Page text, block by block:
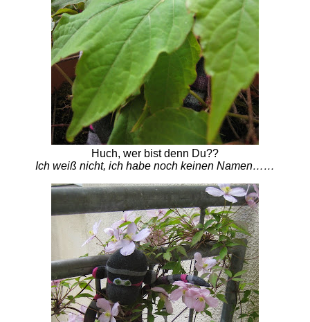
Huch, wer bist denn Du??
Ich weiß nicht, ich habe noch keinen Namen……